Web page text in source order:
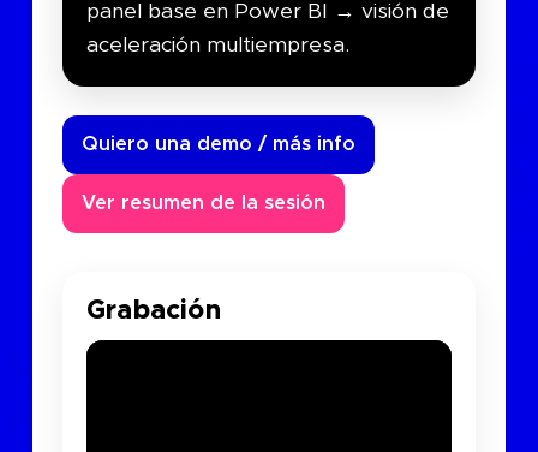
panel base en Power BI → visión de
aceleración multiempresa.
Quiero una demo / más info
Ver resumen de la sesión
Grabación